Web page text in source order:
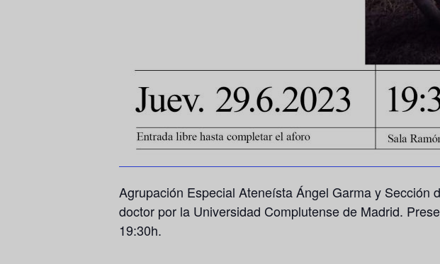
Agrupación Especial Ateneísta Ángel Garma y
doctor por la Universidad Complutense de Madrid.
19:30h.